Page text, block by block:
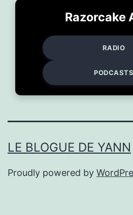
Razorcake
RADIO
PODCASTS
LE BLOGUE DE YANN
Proudly powered by